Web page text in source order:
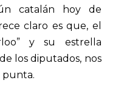
catalán hoy de
claro es que, el
y su estrella
los diputados, nos
punta.